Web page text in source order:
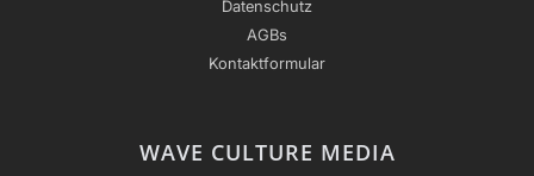
Datenschutz
AGBs
Kontaktformular
WAVE CULTURE MEDIA